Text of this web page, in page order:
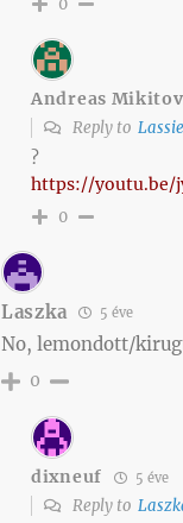
Andreas
Reply to
?
https://youtu.be/
0
Laszka 5 éve
No, lemondott/
0
dixneuf 5 éve
Reply to